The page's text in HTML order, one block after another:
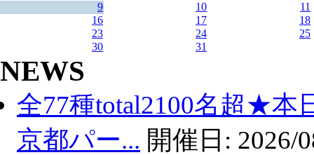
9
10
11
16
17
18
23
24
25
30
31
NEWS
全77種total2100名超★本
京都パー... 開催日: 2026/